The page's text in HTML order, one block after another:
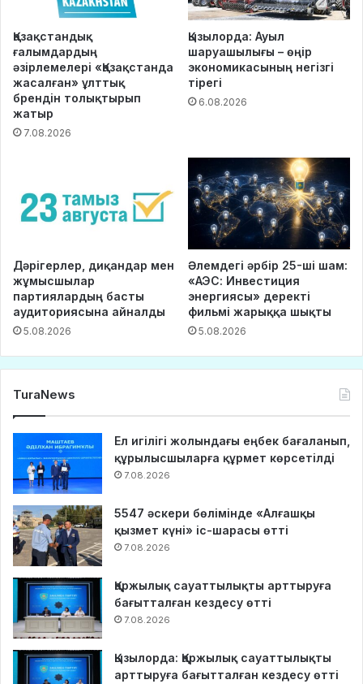
Қазақстандық
ғалымдардың
әзірлемелері «Қазақстанда
жасалған» ұлттық
брендін толықтырып
жатыр
7.08.2026
Қызылорда: Ауыл
шаруашылығы – өңір
экономикасының негізгі
тірегі
6.08.2026
Дәрігерлер, диқандар мен
жұмысшылар
партиялардың басты
аудиториясына айналды
5.08.2026
Әлемдегі әрбір 25-ші шам:
«АЭС: Инвестиция
энергиясы» деректі
фильмі жарыққа шықты
5.08.2026
TuraNews
Ел игілігі жолындағы еңбек бағаланып,
құрылысшыларға құрмет көрсетілді
7.08.2026
5547 әскери бөлімінде «Алғашқы
қызмет күні» іс-шарасы өтті
7.08.2026
Қаржылық сауаттылықты арттыруға
бағытталған кездесу өтті
7.08.2026
Қызылорда: Қаржылық сауаттылықты
арттыруға бағытталған кездесу өтті